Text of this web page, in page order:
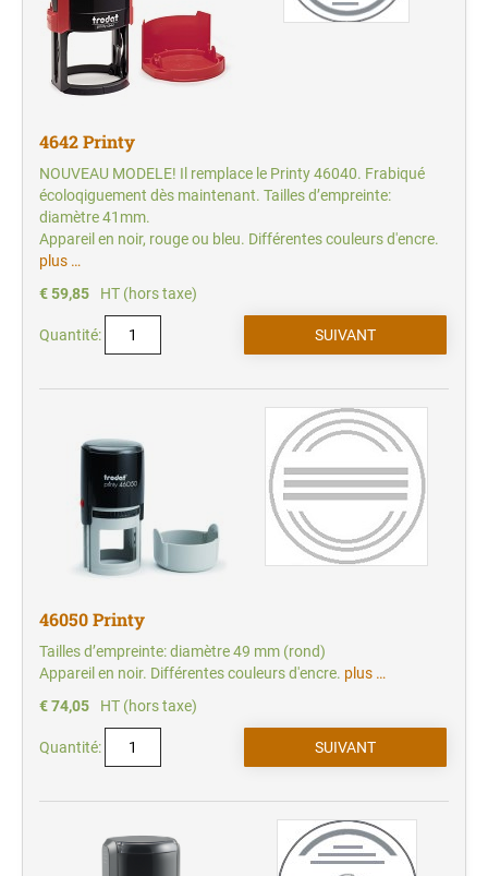
4642 Printy
NOUVEAU MODELE! Il remplace le Printy 46040. Frabiqué
écoloqiguement dès maintenant. Tailles d’empreinte:
diamètre 41mm.
Appareil en noir, rouge ou bleu. Différentes couleurs d'encre.
plus …
€ 59,85
HT (hors taxe)
Quantité:
46050 Printy
Tailles d’empreinte: diamètre 49 mm (rond)
Appareil en noir. Différentes couleurs d'encre. plus …
€ 74,05
HT (hors taxe)
Quantité: